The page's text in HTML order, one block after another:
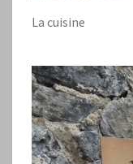
La cuisine